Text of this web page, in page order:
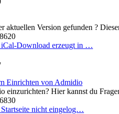
aktuellen Version gefunden ?
8620
iCal-Download erzeugt in …
Einrichten von Admidio
einzurichten? Hier kannst du
6830
nicht eingelog…